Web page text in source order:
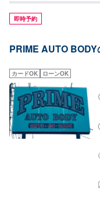
持ち込み可！オファーの際
ください。＊代車について
車をご利用ください。※代車
休日】日曜日・祝祭日・当
即時予約
PRIME AUTO
カードOK ローンOK